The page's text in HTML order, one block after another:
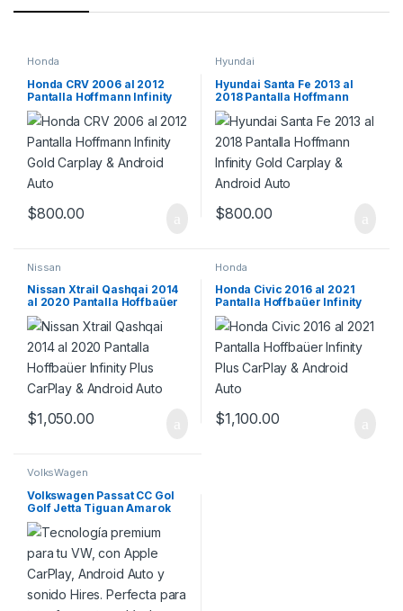
Honda
Honda CRV 2006 al 2012
Pantalla Hoffmann Infinity
Gold Carplay & Android Auto
$800.00
Hyundai
Hyundai Santa Fe 2013 al
2018 Pantalla Hoffmann
Infinity Gold Carplay &
Android Auto
$800.00
Nissan
Nissan Xtrail Qashqai 2014
al 2020 Pantalla Hoffbaüer
Infinity Plus CarPlay &
Android Auto
$1,050.00
Honda
Honda Civic 2016 al 2021
Pantalla Hoffbaüer Infinity
Plus CarPlay & Android Auto
$1,100.00
VolksWagen
Volkswagen Passat CC Gol
Golf Jetta Tiguan Amarok
Saveiro Pantalla Hoffmann
Infinity Plus Carplay &
Android Auto